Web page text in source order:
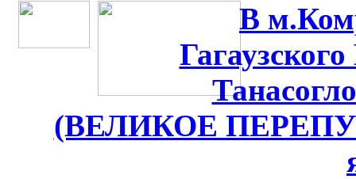
В
(ВЕЛИКОЕ